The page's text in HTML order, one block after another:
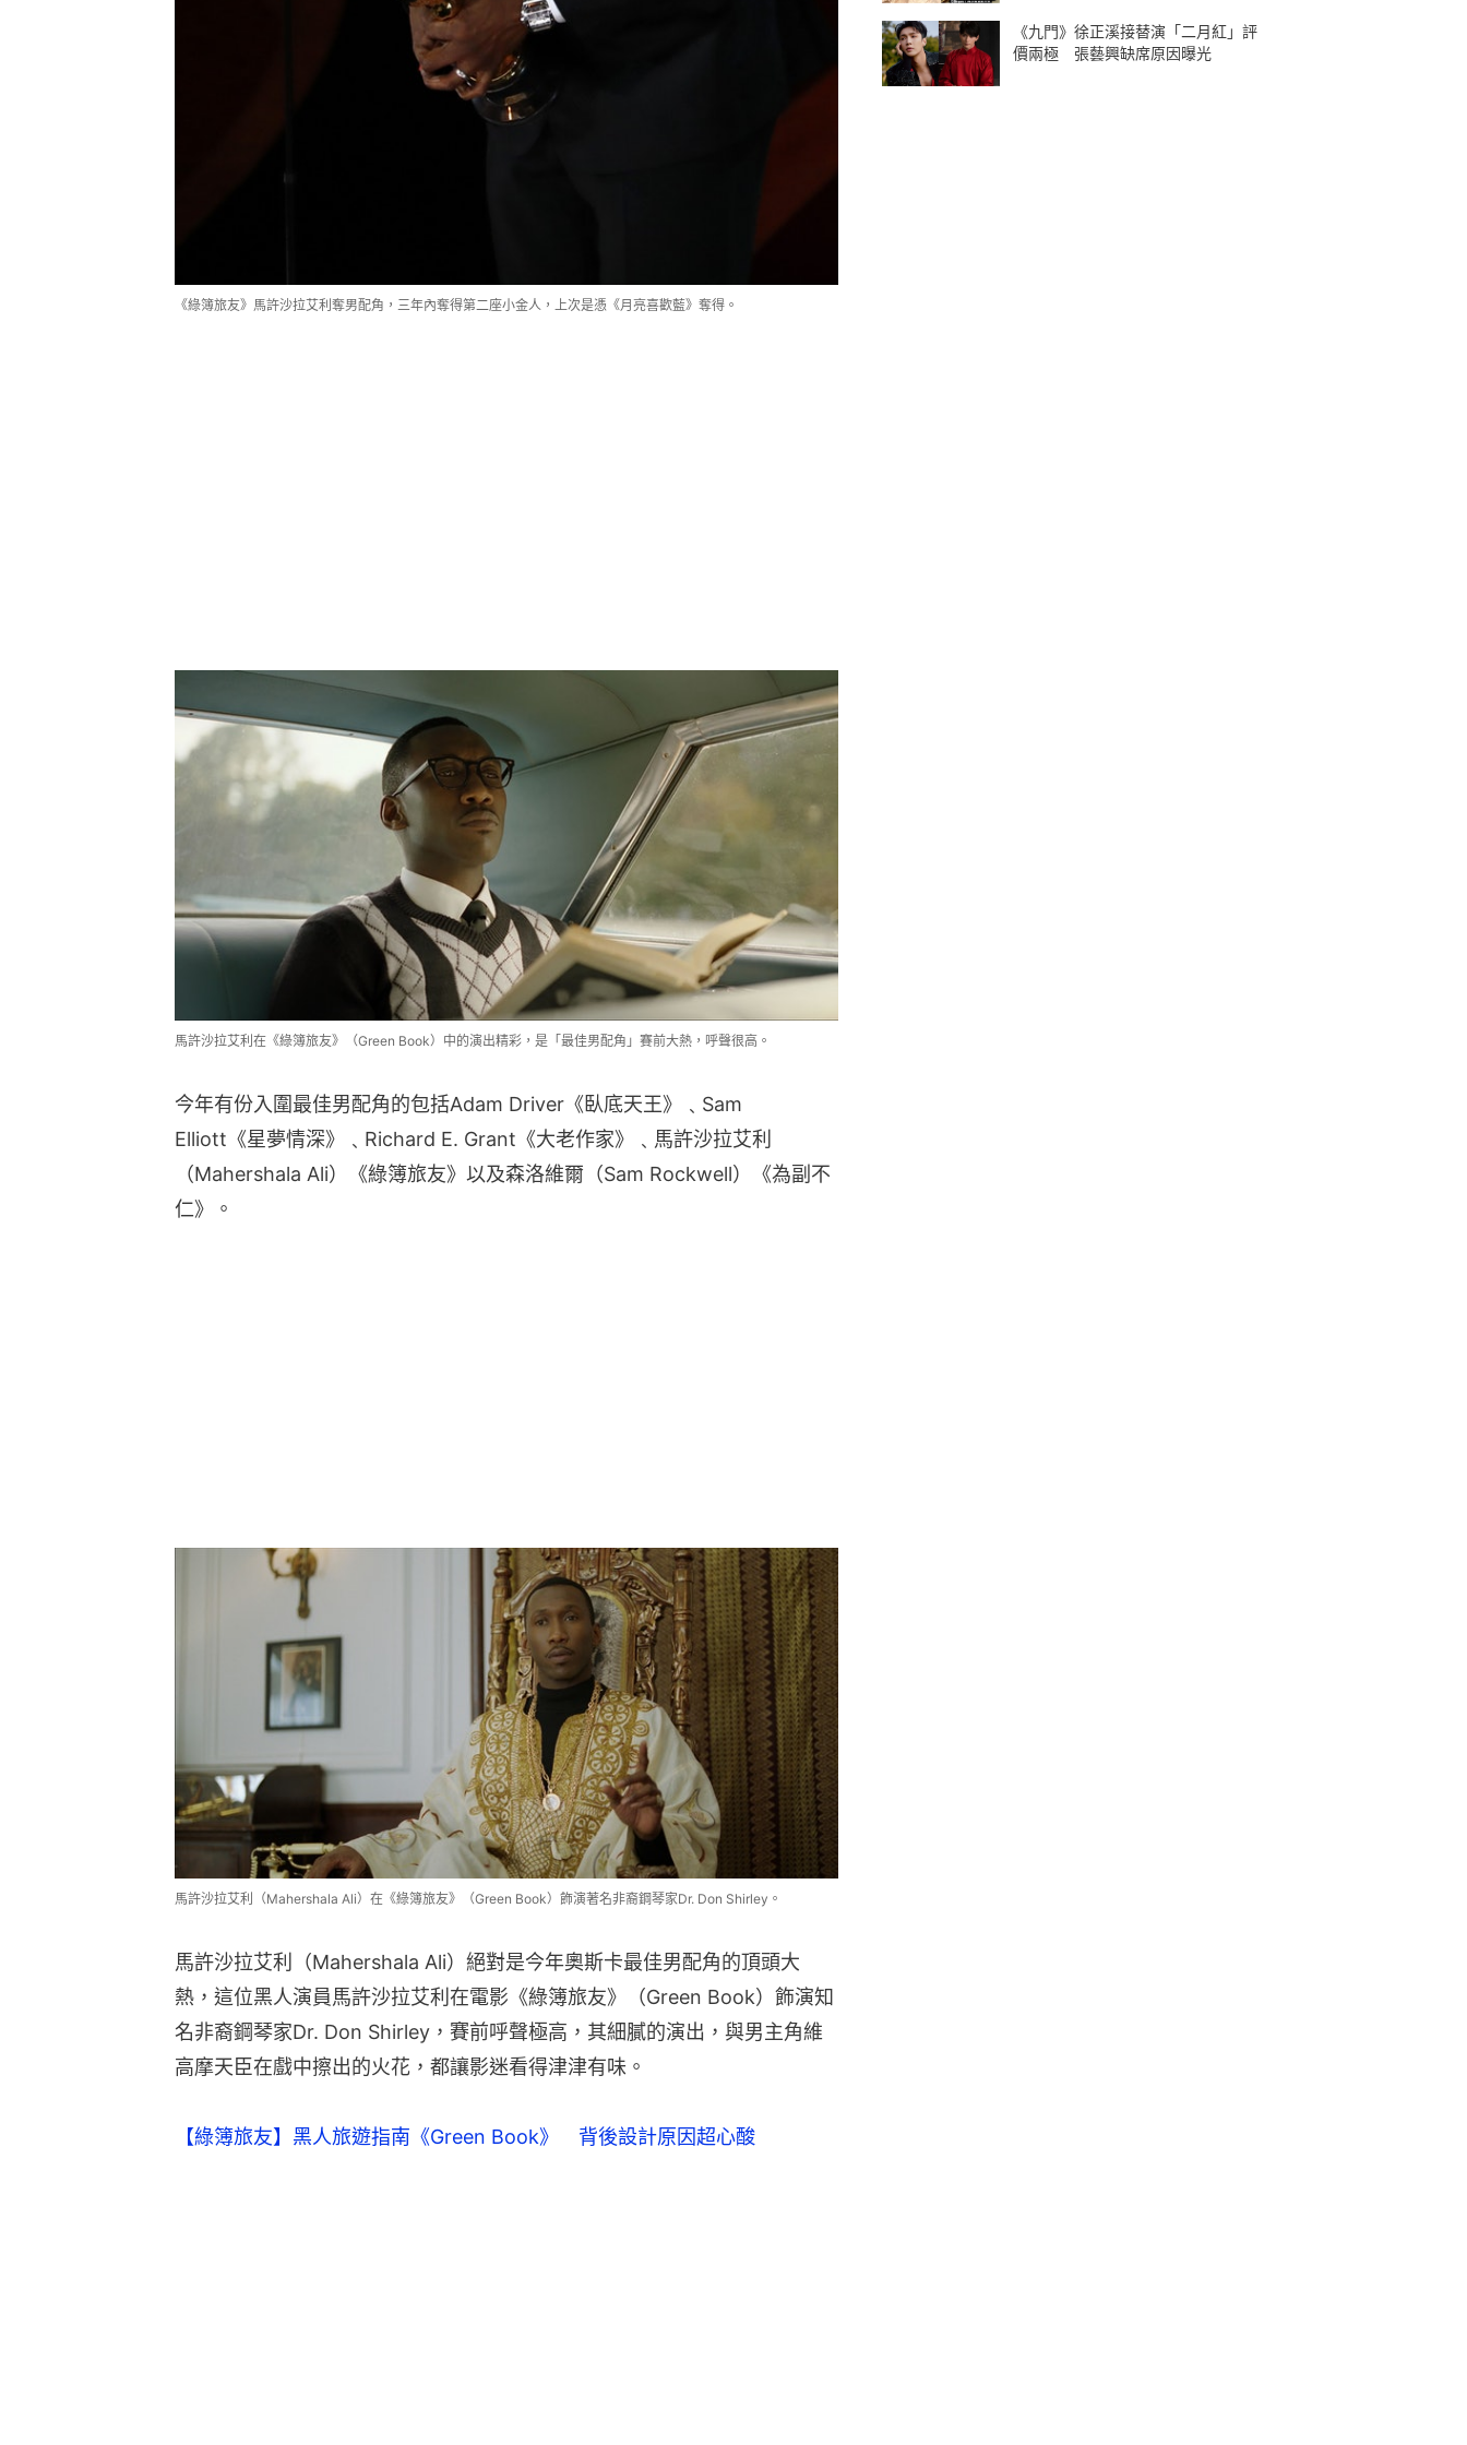
《綠簿旅友》馬許沙拉艾利奪男配角，三年內奪得第二座小金人，上次是憑《月亮喜歡藍》奪得。
馬許沙拉艾利在《綠簿旅友》（Green Book）中的演出精彩，是「最佳男配角」賽前大熱，呼聲很高。
今年有份入圍最佳男配角的包括Adam Driver《臥底天王》﹑Sam
Elliott《星夢情深》﹑Richard E. Grant《大老作家》﹑馬許沙拉艾利
（Mahershala Ali）《綠簿旅友》以及森洛維爾（Sam Rockwell）《為副不
仁》。
馬許沙拉艾利（Mahershala Ali）在《綠簿旅友》（Green Book）飾演著名非裔鋼琴家Dr. Don Shirley。
馬許沙拉艾利（Mahershala Ali）絕對是今年奧斯卡最佳男配角的頂頭大
熱，這位黑人演員馬許沙拉艾利在電影《綠簿旅友》（Green Book）飾演知
名非裔鋼琴家Dr. Don Shirley，賽前呼聲極高，其細膩的演出，與男主角維
高摩天臣在戲中擦出的火花，都讓影迷看得津津有味。
【綠簿旅友】黑人旅遊指南《Green Book》　背後設計原因超心酸
《九門》徐正溪接替演「二月紅」評
價兩極 張藝興缺席原因曝光